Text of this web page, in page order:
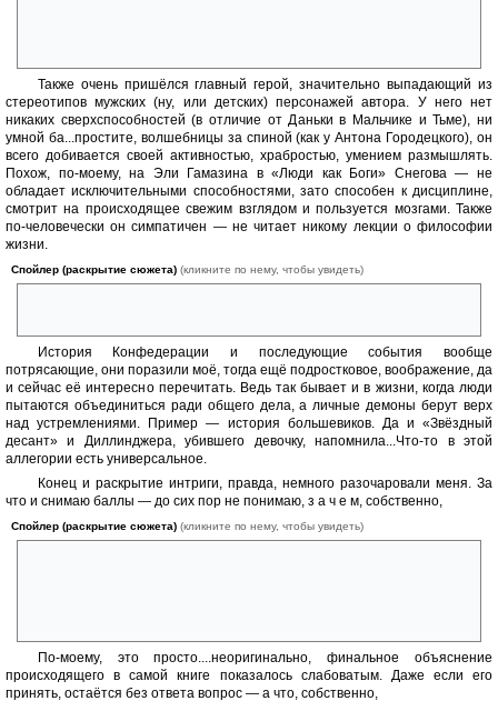
Также очень пришёлся главный герой, значительно выпадающий из
стереотипов мужских (ну, или детских) персонажей автора. У него нет
никаких сверхспособностей (в отличие от Даньки в Мальчике и Тьме), ни
умной ба...простите, волшебницы за спиной (как у Антона Городецкого), он
всего добивается своей активностью, храбростью, умением размышлять.
Похож, по-моему, на Эли Гамазина в «Люди как Боги» Снегова — не
обладает исключительными способностями, зато способен к дисциплине,
смотрит на происходящее свежим взглядом и пользуется мозгами. Также
по-человечески он симпатичен — не читает никому лекции о философии
жизни.
Спойлер (раскрытие сюжета) (кликните по нему, чтобы увидеть)
История Конфедерации и последующие события вообще
потрясающие, они поразили моё, тогда ещё подростковое, воображение, да
и сейчас её интересно перечитать. Ведь так бывает и в жизни, когда люди
пытаются объединиться ради общего дела, а личные демоны берут верх
над устремлениями. Пример — история большевиков. Да и «Звёздный
десант» и Диллинджера, убившего девочку, напомнила...Что-то в этой
аллегории есть универсальное.
Конец и раскрытие интриги, правда, немного разочаровали меня. За
что и снимаю баллы — до сих пор не понимаю, з а ч е м, собственно,
Спойлер (раскрытие сюжета) (кликните по нему, чтобы увидеть)
По-моему, это просто....неоригинально, финальное объяснение
происходящего в самой книге показалось слабоватым. Даже если его
принять, остаётся без ответа вопрос — а что, собственно,